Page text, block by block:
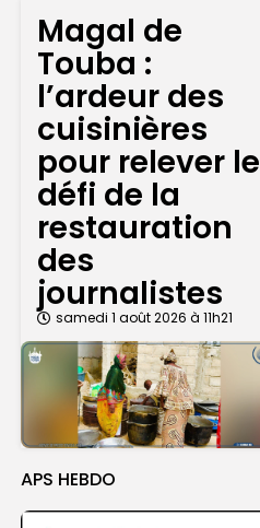
Magal de
Touba :
l’ardeur des
cuisinières
pour relever le
défi de la
restauration
des
journalistes
samedi 1 août 2026 à 11h21
APS HEBDO